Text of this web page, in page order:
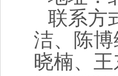
联系方
洁、陈
晓楠、